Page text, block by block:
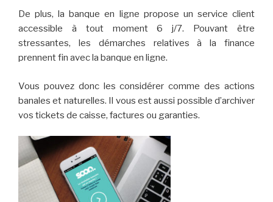
De plus, la banque en ligne propose un service client
accessible à tout moment 6 j/7. Pouvant être
stressantes, les démarches relatives à la finance
prennent fin avec la banque en ligne.
Vous pouvez donc les considérer comme des actions
banales et naturelles. Il vous est aussi possible d’archiver
vos tickets de caisse, factures ou garanties.